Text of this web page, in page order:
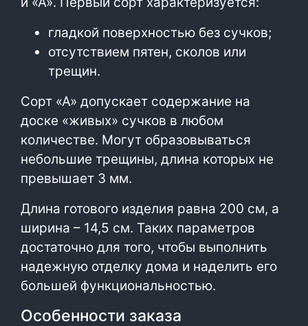
гладкой поверхностью без сучков;
отсутствием пятен, сколов или
трещин.
Сорт «А» допускает содержание на
доске «живых» сучков в любом
количестве. Могут образовываться
небольшие трещины, длина которых не
превышает 3 мм.
Длина готового изделия равна 200 см, а
ширина – 14,5 см. Таких параметров
достаточно для того, чтобы выполнить
надежную отделку дома и наделить его
большей функциональностью.
Особенности заказа